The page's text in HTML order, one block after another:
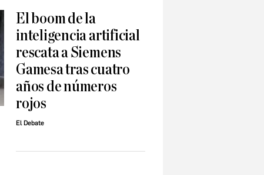
El boom de la
inteligencia artificial
rescata a Siemens
Gamesa tras cuatro
años de números
rojos
El Debate